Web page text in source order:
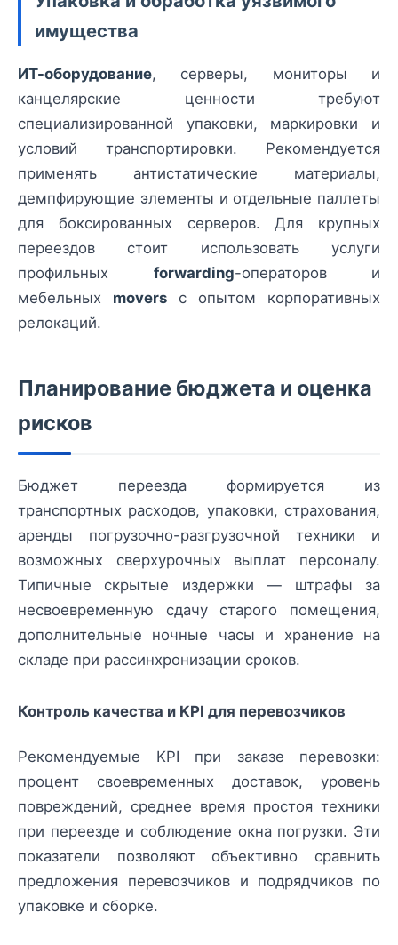
имущества
ИТ-оборудование, серверы, мониторы и
канцелярские ценности требуют
специализированной упаковки, маркировки и
условий транспортировки. Рекомендуется
применять антистатические материалы,
демпфирующие элементы и отдельные паллеты
для боксированных серверов. Для крупных
переездов стоит использовать услуги
профильных forwarding-операторов и
мебельных movers с опытом корпоративных
релокаций.
Планирование бюджета и оценка
рисков
Бюджет переезда формируется из
транспортных расходов, упаковки, страхования,
аренды погрузочно-разгрузочной техники и
возможных сверхурочных выплат персоналу.
Типичные скрытые издержки — штрафы за
несвоевременную сдачу старого помещения,
дополнительные ночные часы и хранение на
складе при рассинхронизации сроков.
Контроль качества и KPI для перевозчиков
Рекомендуемые KPI при заказе перевозки:
процент своевременных доставок, уровень
повреждений, среднее время простоя техники
при переезде и соблюдение окна погрузки. Эти
показатели позволяют объективно сравнить
предложения перевозчиков и подрядчиков по
упаковке и сборке.